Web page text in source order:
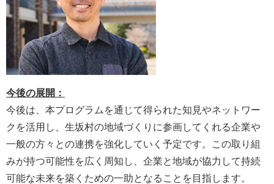
今後の展開：
今後は、本プログラムを通じて得られた知見やネットワー
クを活用し、生坂村の地域づくりに参画してくれる企業や
一般の方々との連携を強化していく予定です。この取り組
みが持つ可能性を広く周知し、企業と地域が協力して持続
可能な未来を築くための一助となることを目指します。